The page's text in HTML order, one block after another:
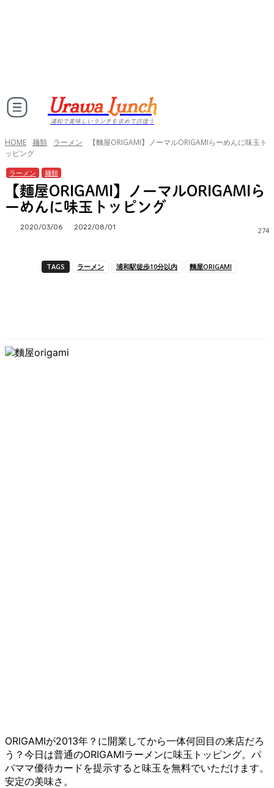
Urawa Lunch
浦和で美味しいランチを求めて彷徨う
HOME 麺類 ラーメン
【麵屋ORIGAMI】ノーマルORIGAMIらーめんに味玉ト
ッピング
ラーメン 麺類
【麵屋ORIGAMI】ノーマルORIGAMIら
ーめんに味玉トッピング
274
2020/03/06 2022/08/01
TAGS ラーメン 浦和駅徒歩10分以内 麵屋ORIGAMI
ORIGAMIが2013年？に開業してから一体何回目の来店だろ
う？今日は普通のORIGAMIラーメンに味玉トッピング。パ
パママ優待カードを提示すると味玉を無料でいただけます。
安定の美味さ。